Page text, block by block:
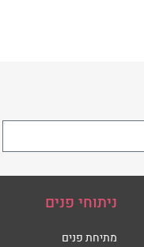
ניתוחי פנים
מתיחת פנים